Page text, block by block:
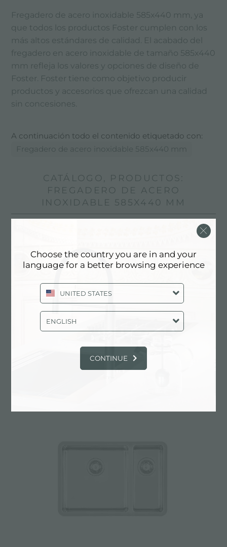
Fregadero de acero inoxidable 585x440 mm, ya
que todos los productos Foster cumplen con los
más altos estándares de calidad. El acabado del
fregadero en acero inoxidable de tamaño 585x440
mm refleja los valores y opciones de diseño de
Foster. Foster tiene como objetivo producir
productos y accesorios que ofrezcan una calidad
sin concesiones.
A continuación todo el contenido etiquetado con:
Fregadero de acero inoxidable 585x440 mm
CATÁLOGO, PRODUCTOS:
FREGADERO DE ACERO
INOXIDABLE 585X440 MM
Choose the country you are in and your
language for a better browsing experience
UNITED STATES
ENGLISH
CONTINUE